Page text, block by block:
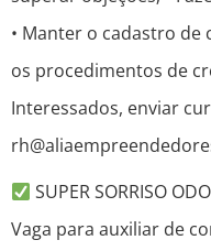
• Manter o cadastro de
os procedimentos de
Interessados, enviar
SUPER SORRISO
Vaga para auxiliar de